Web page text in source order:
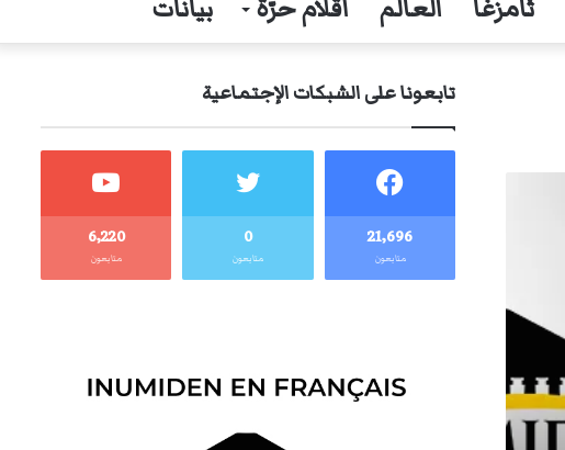
ثامزغا العالم أقلام حرّة بيانات
تابعونا على الشبكات الإجتماعية
21٬696
متابعون
0
متابعون
6٬220
متابعون